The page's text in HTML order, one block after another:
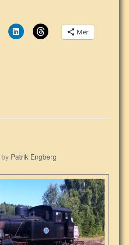
Mer
by Patrik Engberg